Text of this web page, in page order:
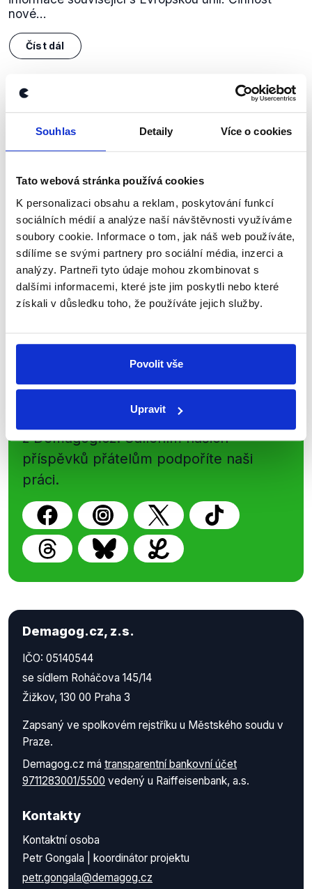
Souhlas Detaily Více o cookies
Tato webová stránka používá cookies
K personalizaci obsahu a reklam, poskytování funkcí
sociálních médií a analýze naší návštěvnosti využíváme
soubory cookie. Informace o tom, jak náš web používáte,
sdílíme se svými partnery pro sociální média, inzerci a
analýzy. Partneři tyto údaje mohou zkombinovat s
dalšími informacemi, které jste jim poskytli nebo které
získali v důsledku toho, že používáte jejich služby.
Povolit vše
Upravit
nové...
Číst dál
Zůstaňme v kontaktu
kanálu, kde pravidelně přinášíme
shrnutí nejzajímavějších článků a analýz.
Začněte nás odebírat, a mějte tak
přehled o tom, jaké dezinformace a
nepravdy se zrovna v Česku šíří.
Newsletter WhatsApp
Sociální sítě
Nenechte si ujít nejnovější události
z Demagog.cz. Sdílením našich
příspěvků přátelům podpoříte naši
práci.
Demagog.cz, z.s.
IČO: 05140544
se sídlem Roháčova 145/14
Žižkov, 130 00 Praha 3
Zapsaný ve spolkovém rejstříku u Městského soudu v
Praze.
Demagog.cz má transparentní bankovní účet
9711283001/5500 vedený u Raiffeisenbank, a.s.
Kontakty
Kontaktní osoba
Petr Gongala | koordinátor projektu
petr.gongala@demagog.cz